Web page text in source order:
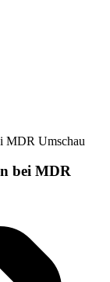
MDR Umschau
bei MDR